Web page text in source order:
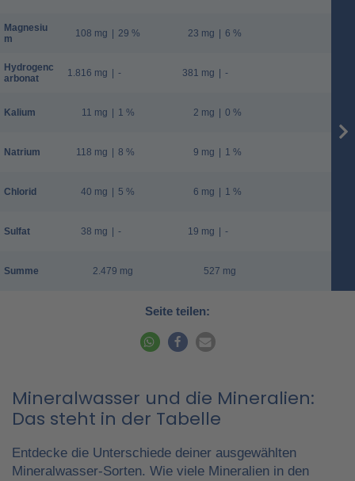
Magnesiu
m
Hydrogenc
arbonat
Kalium
Natrium
Chlorid
Sulfat
Summe
108 mg | 29 %
1.816 mg | -
11 mg | 1 %
118 mg | 8 %
40 mg | 5 %
38 mg | -
2.479 mg
23 mg | 6 %
381 mg | -
2 mg | 0 %
9 mg | 1 %
6 mg | 1 %
19 mg | -
527 mg
Seite teilen:
Mineralwasser und die Mineralien:
Das steht in der Tabelle
Entdecke die Unterschiede deiner ausgewählten
Mineralwasser-Sorten. Wie viele Mineralien in den